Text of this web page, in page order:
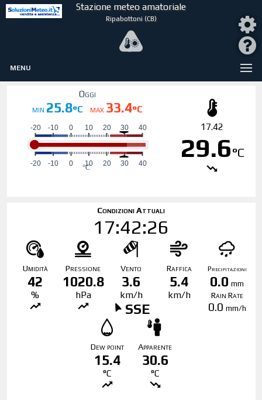
Stazione meteo amatoriale
Ripabottoni (CB)
MENU
Oggi
MIN 25.8°C MAX 33.4°C
17.42
29.6°C
Condizioni Attuali
17:42:26
Umidità
42
%
Pressione
1020.8
hPa
Vento
3.6
km/h
SSE
Raffica
5.4
km/h
Precipitazioni
0.0 mm
Rain Rate
0.0 mm/h
Dew point
15.4
°C
Apparente
30.6
°C